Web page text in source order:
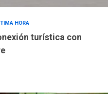
HORA
turística con